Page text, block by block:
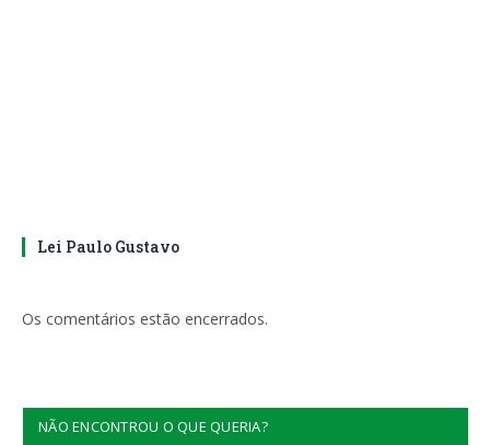
Lei Paulo Gustavo
Os comentários estão encerrados.
NÃO ENCONTROU O QUE QUERIA?